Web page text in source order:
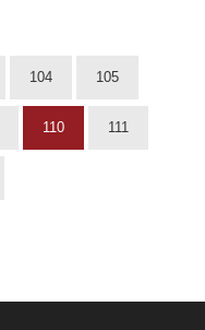
104 105
110 111